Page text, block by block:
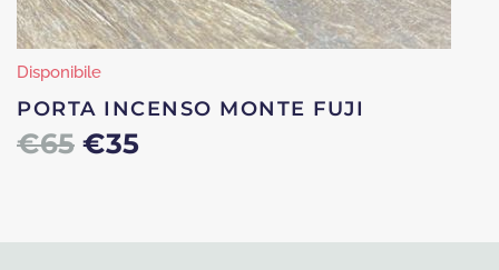
Disponibile
PORTA INCENSO MONTE FUJI
€65 Il
€35Il